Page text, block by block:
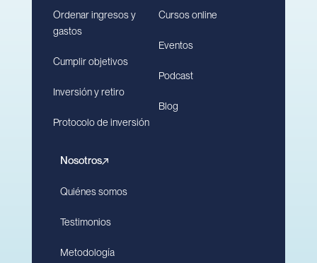
Ordenar ingresos y
gastos
Cumplir objetivos
Inversión y retiro
Protocolo de inversión
Cursos online
Eventos
Podcast
Blog
Nosotros
Quiénes somos
Testimonios
Metodología